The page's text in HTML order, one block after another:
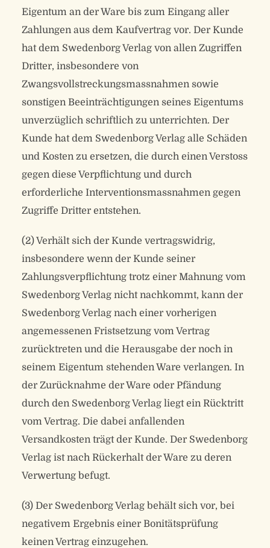
Eigentum an der Ware bis zum Eingang aller
Zahlungen aus dem Kaufvertrag vor. Der Kunde
hat dem Swedenborg Verlag von allen Zugriffen
Dritter, insbesondere von
Zwangsvollstreckungsmassnahmen sowie
sonstigen Beeinträchtigungen seines Eigentums
unverzüglich schriftlich zu unterrichten. Der
Kunde hat dem Swedenborg Verlag alle Schäden
und Kosten zu ersetzen, die durch einen Verstoss
gegen diese Verpflichtung und durch
erforderliche Interventionsmassnahmen gegen
Zugriffe Dritter entstehen.
(2) Verhält sich der Kunde vertragswidrig,
insbesondere wenn der Kunde seiner
Zahlungsverpflichtung trotz einer Mahnung vom
Swedenborg Verlag nicht nachkommt, kann der
Swedenborg Verlag nach einer vorherigen
angemessenen Fristsetzung vom Vertrag
zurücktreten und die Herausgabe der noch in
seinem Eigentum stehenden Ware verlangen. In
der Zurücknahme der Ware oder Pfändung
durch den Swedenborg Verlag liegt ein Rücktritt
vom Vertrag. Die dabei anfallenden
Versandkosten trägt der Kunde. Der Swedenborg
Verlag ist nach Rückerhalt der Ware zu deren
Verwertung befugt.
(3) Der Swedenborg Verlag behält sich vor, bei
negativem Ergebnis einer Bonitätsprüfung
keinen Vertrag einzugehen.